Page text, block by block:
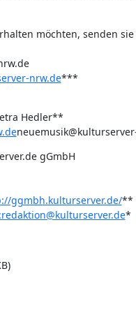
möchten, senden
nrw.de***
gGmbH
ggmbh.kulturserver.de/**
*